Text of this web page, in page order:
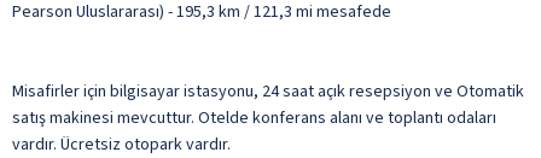
Pearson Uluslararası) - 195,3 km / 121,3 mi mesafede
Misafirler için bilgisayar istasyonu, 24 saat açık resepsiyon ve Otomatik
satış makinesi mevcuttur. Otelde konferans alanı ve toplantı odaları
vardır. Ücretsiz otopark vardır.